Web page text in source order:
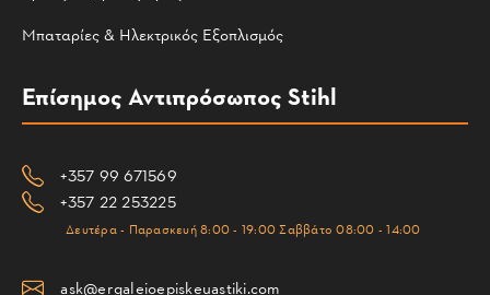
Μπαταρίες & Ηλεκτρικός Εξοπλισμός
Επίσημος Αντιπρόσωπος Stihl
+357 99 671569
+357 22 253225
Δευτέρα - Παρασκευή 8:00 - 19:00 Σαββάτο 08:00 - 14:00
ask@ergaleioepiskeuastiki.com